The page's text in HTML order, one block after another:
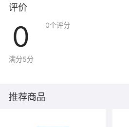
评价
0
满分5分
0个评分
推荐商品